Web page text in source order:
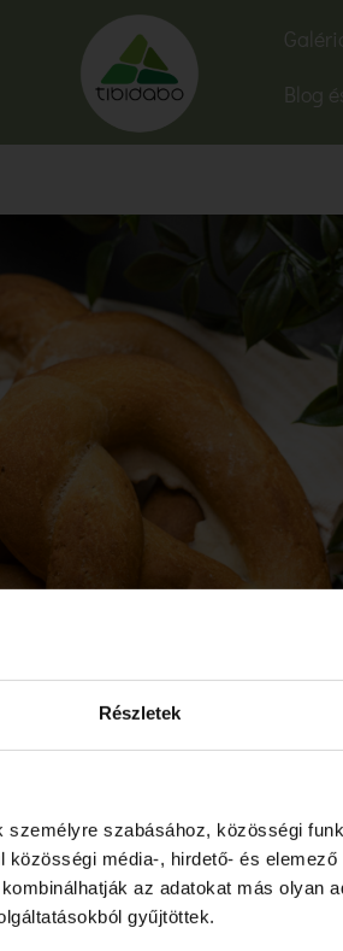
Részletek
személyre szabásához, közösségi
média-, hirdető- és
az adatokat más olyan
gyűjtöttek.
Blog